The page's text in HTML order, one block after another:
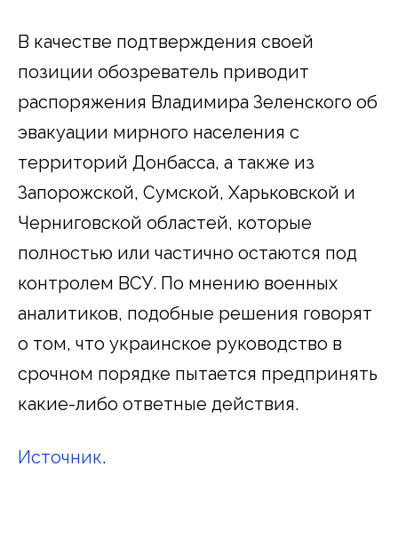
В качестве подтверждения своей
позиции обозреватель приводит
распоряжения Владимира Зеленского об
эвакуации мирного населения с
территорий Донбасса, а также из
Запорожской, Сумской, Харьковской и
Черниговской областей, которые
полностью или частично остаются под
контролем ВСУ. По мнению военных
аналитиков, подобные решения говорят
о том, что украинское руководство в
срочном порядке пытается предпринять
какие-либо ответные действия.
Источник.